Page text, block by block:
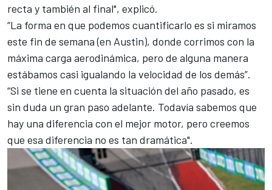
recta y también al final", explicó.
“La forma en que podemos cuantificarlo es si miramos
este fin de semana (en Austin), donde corrimos con la
máxima carga aerodinámica, pero de alguna manera
estábamos casi igualando la velocidad de los demás”.
“Si se tiene en cuenta la situación del año pasado, es
sin duda un gran paso adelante. Todavía sabemos que
hay una diferencia con el mejor motor, pero creemos
que esa diferencia no es tan dramática".